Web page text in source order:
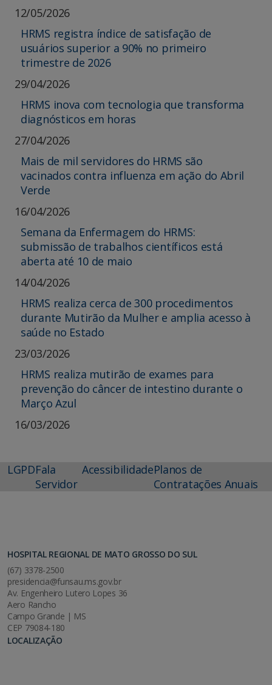
12/05/2026
HRMS registra índice de satisfação de
usuários superior a 90% no primeiro
trimestre de 2026
29/04/2026
HRMS inova com tecnologia que transforma
diagnósticos em horas
27/04/2026
Mais de mil servidores do HRMS são
vacinados contra influenza em ação do Abril
Verde
16/04/2026
Semana da Enfermagem do HRMS:
submissão de trabalhos científicos está
aberta até 10 de maio
14/04/2026
HRMS realiza cerca de 300 procedimentos
durante Mutirão da Mulher e amplia acesso à
saúde no Estado
23/03/2026
HRMS realiza mutirão de exames para
prevenção do câncer de intestino durante o
Março Azul
16/03/2026
LGPDFala
Servidor
AcessibilidadePlanos de
Contratações Anuais
HOSPITAL REGIONAL DE MATO GROSSO DO SUL
(67) 3378-2500
presidencia@funsau.ms.gov.br
Av. Engenheiro Lutero Lopes 36
Aero Rancho
Campo Grande | MS
CEP 79084-180
LOCALIZAÇÃO